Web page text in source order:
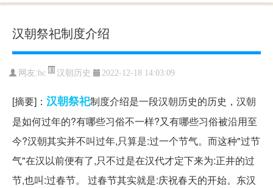
汉朝祭祀制度介绍
网友:hc 汉朝历史 2022-12-18 14:03:09
[摘要]： 汉朝祭祀制度介绍是一段汉朝历史的历史，汉朝
是如何过年的?有哪些习俗不一样?又有哪些习俗被沿用至
今?汉朝其实并不叫过年,只算是:过一个节气。而这种"过节
气"在汉以前便有了,只不过是在汉代才定下来为:正井的过
节,也叫:过春节。 过春节其实就是:庆祝春天的开始。东汉